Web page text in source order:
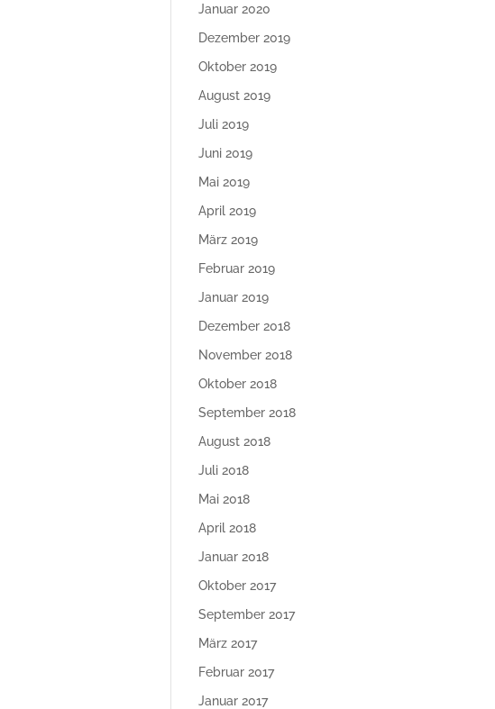
Januar 2020
Dezember 2019
Oktober 2019
August 2019
Juli 2019
Juni 2019
Mai 2019
April 2019
März 2019
Februar 2019
Januar 2019
Dezember 2018
November 2018
Oktober 2018
September 2018
August 2018
Juli 2018
Mai 2018
April 2018
Januar 2018
Oktober 2017
September 2017
März 2017
Februar 2017
Januar 2017